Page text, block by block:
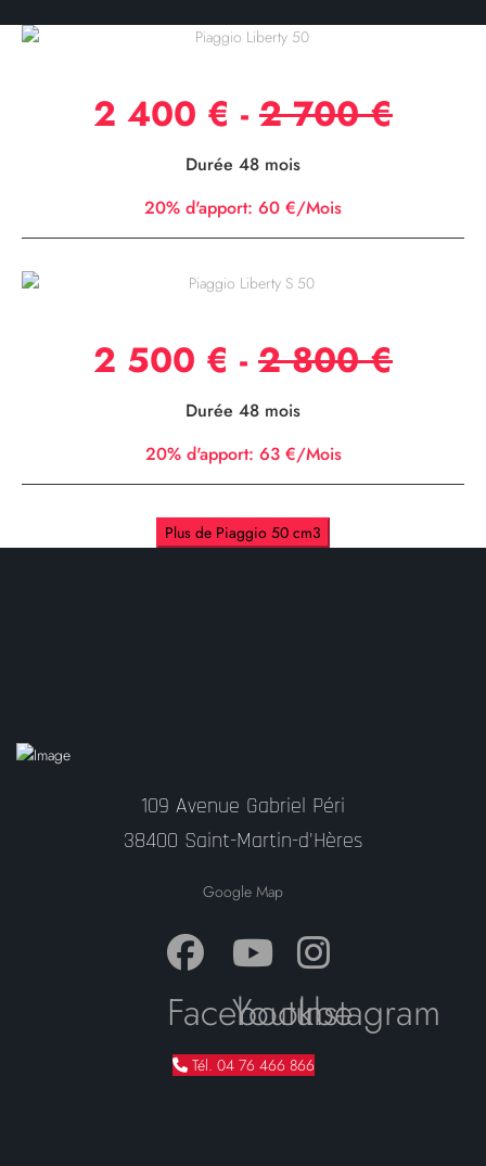
2 400 € - 2 700 €
Durée 48 mois
20% d'apport: 60 €/Mois
2 500 € - 2 800 €
Durée 48 mois
20% d'apport: 63 €/Mois
Plus de Piaggio 50 cm3
109 Avenue Gabriel Péri
38400 Saint-Martin-d'Hères
Google Map
Facebook
YoutubeInstagram
Tél. 04 76 466 866